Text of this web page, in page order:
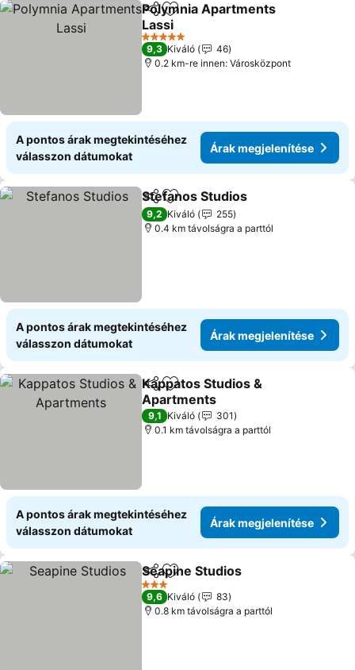
Megosztás
Hozzáadás a kedvencekhez
Polymnia Apartments
Lassi
Árak megjelenítése
5 Kategória
9,3 Kiváló
46
0.2 km-re innen: Városközpont
A pontos árak megtekintéséhez
válasszon dátumokat
Árak megjelenítése
Megosztás
Hozzáadás a kedvencekhez
Stefanos Studios
9,2 Kiváló
255
0.4 km távolságra a parttól
A pontos árak megtekintéséhez
válasszon dátumokat
Árak megjelenítése
Megosztás
Hozzáadás a kedvencekhez
Kappatos Studios &
Apartments
Árak megjelenítése
9,1 Kiváló
301
0.1 km távolságra a parttól
A pontos árak megtekintéséhez
válasszon dátumokat
Árak megjelenítése
Megosztás
Hozzáadás a kedvencekhez
Seapine Studios
3 Kategória
9,6 Kiváló
83
0.8 km távolságra a parttól